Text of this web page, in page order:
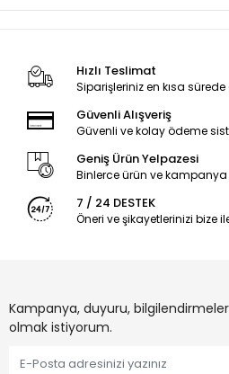
Hızlı Teslimat
Siparişleriniz en kısa sürede
Güvenli Alışveriş
Güvenli ve kolay ödeme
Geniş Ürün Yelpazesi
Binlerce ürün ve
7 / 24 DESTEK
Öneri ve şikayetlerinizi bize
Kampanya, duyuru,
olmak istiyorum.